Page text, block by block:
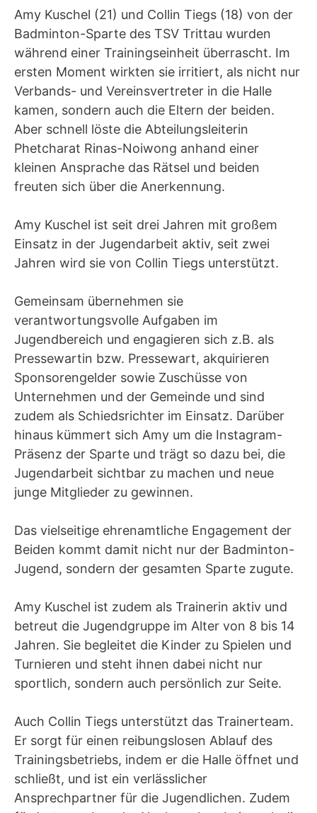
Amy Kuschel (21) und Collin Tiegs (18) von der
Badminton-Sparte des TSV Trittau wurden
während einer Trainingseinheit überrascht. Im
ersten Moment wirkten sie irritiert, als nicht nur
Verbands- und Vereinsvertreter in die Halle
kamen, sondern auch die Eltern der beiden.
Aber schnell löste die Abteilungsleiterin
Phetcharat Rinas-Noiwong anhand einer
kleinen Ansprache das Rätsel und beiden
freuten sich über die Anerkennung.
Amy Kuschel ist seit drei Jahren mit großem
Einsatz in der Jugendarbeit aktiv, seit zwei
Jahren wird sie von Collin Tiegs unterstützt.
Gemeinsam übernehmen sie
verantwortungsvolle Aufgaben im
Jugendbereich und engagieren sich z.B. als
Pressewartin bzw. Pressewart, akquirieren
Sponsorengelder sowie Zuschüsse von
Unternehmen und der Gemeinde und sind
zudem als Schiedsrichter im Einsatz. Darüber
hinaus kümmert sich Amy um die Instagram-
Präsenz der Sparte und trägt so dazu bei, die
Jugendarbeit sichtbar zu machen und neue
junge Mitglieder zu gewinnen.
Das vielseitige ehrenamtliche Engagement der
Beiden kommt damit nicht nur der Badminton-
Jugend, sondern der gesamten Sparte zugute.
Amy Kuschel ist zudem als Trainerin aktiv und
betreut die Jugendgruppe im Alter von 8 bis 14
Jahren. Sie begleitet die Kinder zu Spielen und
Turnieren und steht ihnen dabei nicht nur
sportlich, sondern auch persönlich zur Seite.
Auch Collin Tiegs unterstützt das Trainerteam.
Er sorgt für einen reibungslosen Ablauf des
Trainingsbetriebs, indem er die Halle öffnet und
schließt, und ist ein verlässlicher
Ansprechpartner für die Jugendlichen. Zudem